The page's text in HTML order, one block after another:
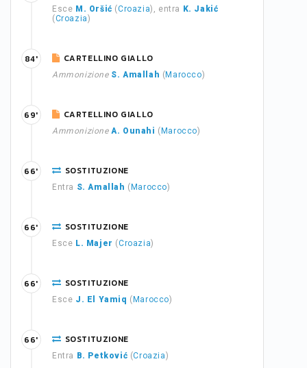
Esce M. Oršić (Croazia), entra
K. Jakić
(Croazia)
CARTELLINO GIALLO
Ammonizione S. Amallah ( Marocco)
84'
CARTELLINO GIALLO
Ammonizione A. Ounahi ( Marocco)
69'
SOSTITUZIONE
Entra S. Amallah ( Marocco)
66'
SOSTITUZIONE
Esce L. Majer (Croazia)
66'
SOSTITUZIONE
Esce J. El Yamiq ( Marocco)
66'
SOSTITUZIONE
Entra B. Petković (Croazia)
66'